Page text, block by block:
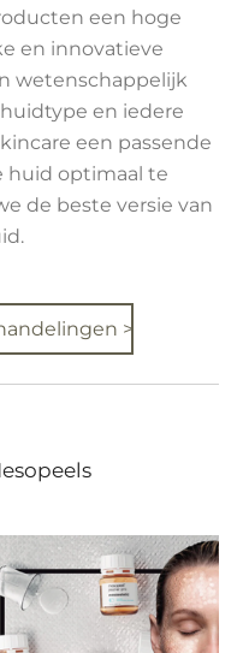
een hoge
en innovatieve
wetenschappelijk
en iedere
een passende
huid optimaal te
de beste versie van
>